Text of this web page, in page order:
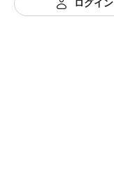
ログイン